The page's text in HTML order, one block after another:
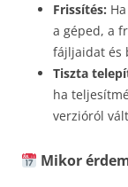
Frissítés:
a géped, a
fájljaidat és
Tiszta
ha
verzióról
Mikor